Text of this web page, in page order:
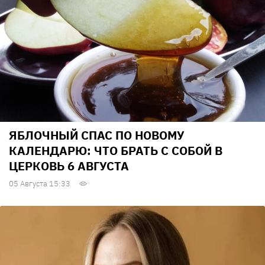
ЯБЛОЧНЫЙ СПАС ПО НОВОМУ
КАЛЕНДАРЮ: ЧТО БРАТЬ С СОБОЙ В
ЦЕРКОВЬ 6 АВГУСТА
05 Августа 15:33